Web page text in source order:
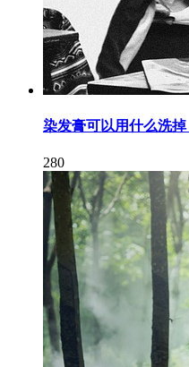
染发膏可以用什么洗
280